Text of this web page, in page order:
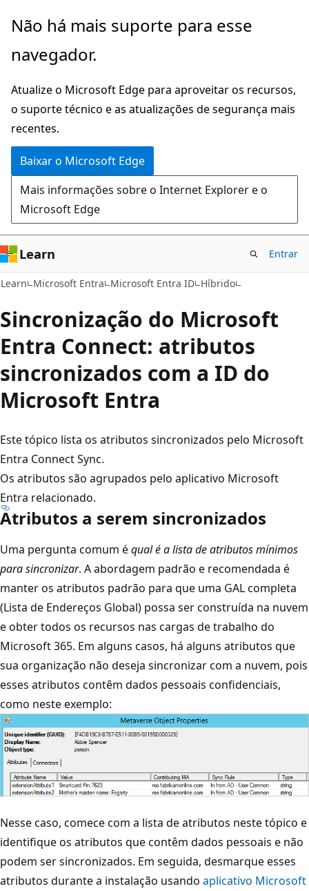
Pular
o
principal
Não há mais suporte para esse
navegador.
Atualize o Microsoft Edge para aproveitar os recursos,
o suporte técnico e as atualizações de segurança mais
recentes.
Baixar o Microsoft Edge
Mais informações sobre o Internet Explorer e o
Microsoft Edge
Learn Entrar
Learn Microsoft Entra Microsoft Entra ID Híbrido
Sincronização do Microsoft
Entra Connect: atributos
sincronizados com a ID do
Microsoft Entra
Este tópico lista os atributos sincronizados pelo Microsoft
Entra Connect Sync.
Os atributos são agrupados pelo aplicativo Microsoft
Entra relacionado.
Atributos a serem sincronizados
Uma pergunta comum équal é a lista de atributos mínimos
para sincronizar. A abordagem padrão e recomendada é
manter os atributos padrão para que uma GAL completa
(Lista de Endereços Global) possa ser construída na nuvem
e obter todos os recursos nas cargas de trabalho do
Microsoft 365. Em alguns casos, há alguns atributos que
sua organização não deseja sincronizar com a nuvem, pois
esses atributos contêm dados pessoais confidenciais,
como neste exemplo:
Nesse caso, comece com a lista de atributos neste tópico e
identifique os atributos que contêm dados pessoais e não
podem ser sincronizados. Em seguida, desmarque esses
atributos durante a instalação usando aplicativo Microsoft